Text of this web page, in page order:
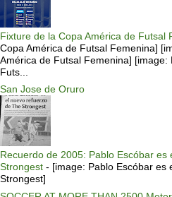
Fixture de la Copa América de Futsal
Copa América de Futsal Femenina]
América de Futsal Femenina]
Futs...
San Jose de Oruro
Recuerdo de 2005: Pablo Escóbar
Strongest - [image: Pablo Escóbar es
Strongest]